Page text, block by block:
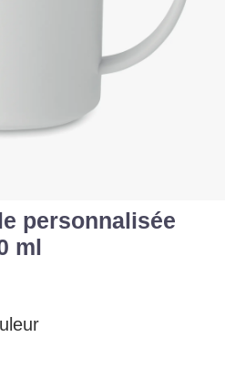
personnalisée
ml